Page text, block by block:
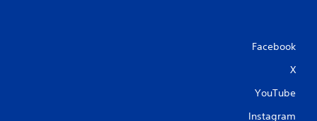
Facebook
X
YouTube
Instagram